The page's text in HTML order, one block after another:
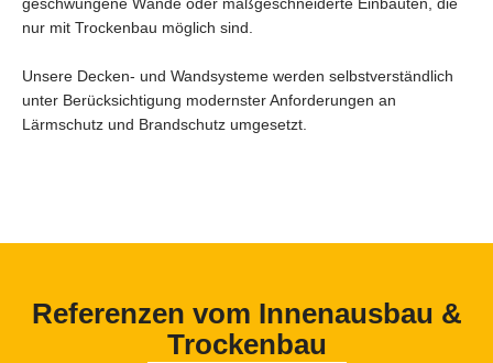
nur mit Trockenbau möglich sind.
Unsere Decken- und Wandsysteme werden selbstverständlich
unter Berücksichtigung modernster Anforderungen an
Lärmschutz und Brandschutz umgesetzt.
Referenzen vom Innenausbau &
Trockenbau